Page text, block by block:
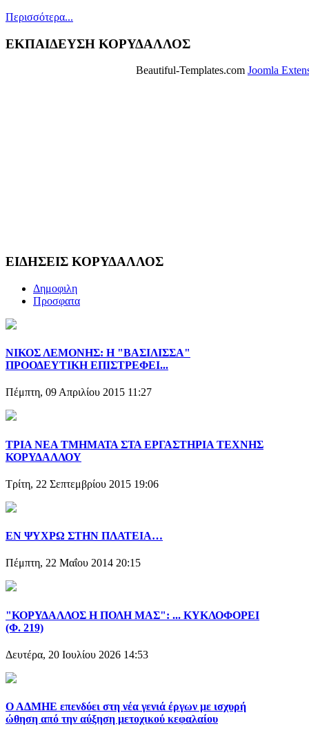
Περισσότερα...
ΕΚΠΑΙΔΕΥΣΗ ΚΟΡΥΔΑΛΛΟΣ
Beautiful-Templates.com Joomla
ΕΙΔΗΣΕΙΣ ΚΟΡΥΔΑΛΛΟΣ
Δημοφιλη
Προσφατα
ΝΙΚΟΣ ΛΕΜΟΝΗΣ: Η "ΒΑΣΙΛΙΣΣΑ"
ΠΡΟΟΔΕΥΤΙΚΗ ΕΠΙΣΤΡΕΦΕΙ...
Πέμπτη, 09 Απριλίου 2015 11:27
ΤΡΙΑ ΝΕΑ ΤΜΗΜΑΤΑ ΣΤΑ ΕΡΓΑΣΤΗΡΙΑ ΤΕΧΝΗΣ
ΚΟΡΥΔΑΛΛΟΥ
Τρίτη, 22 Σεπτεμβρίου 2015 19:06
ΕΝ ΨΥΧΡΩ ΣΤΗΝ ΠΛΑΤΕΙΑ…
Πέμπτη, 22 Μαΐου 2014 20:15
"ΚΟΡΥΔΑΛΛΟΣ Η ΠΟΛΗ ΜΑΣ": ... ΚΥΚΛΟΦΟΡΕΙ
(Φ. 219)
Δευτέρα, 20 Ιουλίου 2026 14:53
Ο ΑΔΜΗΕ επενδύει στη νέα γενιά έργων με ισχυρή
ώθηση από την αύξηση μετοχικού κεφαλαίου